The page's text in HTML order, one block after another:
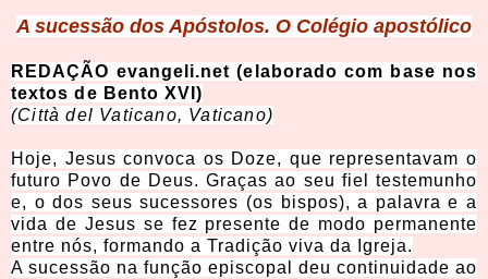
A sucessão dos Apóstolos. O Colégio apostólico
REDAÇÃO evangeli.net (elaborado com base nos
textos de Bento XVI)
(Città del Vaticano, Vaticano)
Hoje, Jesus convoca os Doze, que representavam o
futuro Povo de Deus. Graças ao seu fiel testemunho
e, o dos seus sucessores (os bispos), a palavra e a
vida de Jesus se fez presente de modo permanente
entre nós, formando a Tradição viva da Igreja.
A sucessão na função episcopal deu continuidade ao